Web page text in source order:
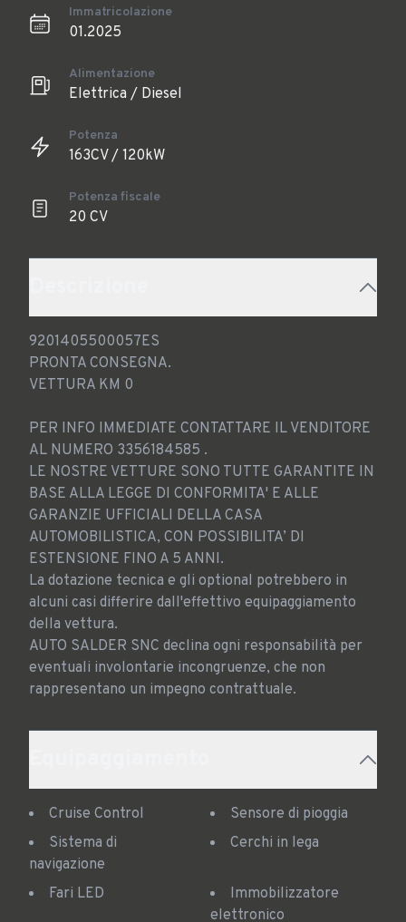
Immatricolazione
01.2025
Alimentazione
Elettrica / Diesel
Potenza
163CV / 120kW
Potenza fiscale
20 CV
9201405500057ES
PRONTA CONSEGNA.
VETTURA KM 0
PER INFO IMMEDIATE CONTATTARE IL VENDITORE
AL NUMERO 3356184585 .
LE NOSTRE VETTURE SONO TUTTE GARANTITE IN
BASE ALLA LEGGE DI CONFORMITA' E ALLE
GARANZIE UFFICIALI DELLA CASA
AUTOMOBILISTICA, CON POSSIBILITA’ DI
ESTENSIONE FINO A 5 ANNI.
La dotazione tecnica e gli optional potrebbero in
alcuni casi differire dall'effettivo equipaggiamento
della vettura.
AUTO SALDER SNC declina ogni responsabilità per
eventuali involontarie incongruenze, che non
rappresentano un impegno contrattuale.
Cruise Control
Sensore di pioggia
Sistema di
navigazione
Cerchi in lega
Fari LED
Immobilizzatore
elettronico